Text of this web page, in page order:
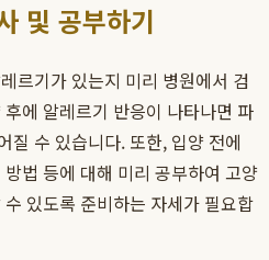
및 공부하기
르기가 있는지 미리 병원에서 검
에 알레르기 반응이 나타나면 파
질 수 있습니다. 또한, 입양 전에
법 등에 대해 미리 공부하여 고양
있도록 준비하는 자세가 필요합